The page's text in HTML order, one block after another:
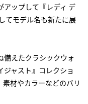
ップして『レディ デ
てモデル名も新たに展
備えたクラシックウォ
ャスト』コレクショ
材やカラーなどのバリ